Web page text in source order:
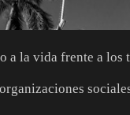
a la vida frente a los